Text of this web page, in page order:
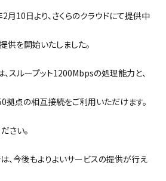
10日より、さくらのクラウドにて提供中
供を開始いたしました。
スループット1200Mbpsの処理能力と、
拠点の相互接続をご利用いただけます。
さい。
、今後もよりよいサービスの提供が行え